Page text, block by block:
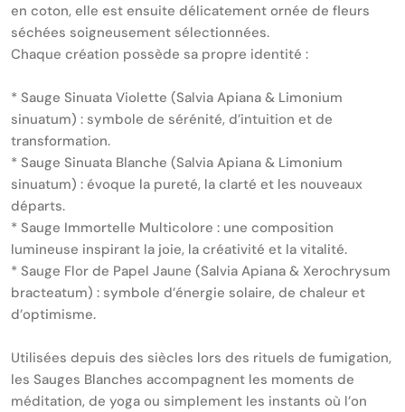
en coton, elle est ensuite délicatement ornée de fleurs
séchées soigneusement sélectionnées.
Chaque création possède sa propre identité :
* Sauge Sinuata Violette (Salvia Apiana & Limonium
sinuatum) : symbole de sérénité, d’intuition et de
transformation.
* Sauge Sinuata Blanche (Salvia Apiana & Limonium
sinuatum) : évoque la pureté, la clarté et les nouveaux
départs.
* Sauge Immortelle Multicolore : une composition
lumineuse inspirant la joie, la créativité et la vitalité.
* Sauge Flor de Papel Jaune (Salvia Apiana & Xerochrysum
bracteatum) : symbole d’énergie solaire, de chaleur et
d’optimisme.
Utilisées depuis des siècles lors des rituels de fumigation,
les Sauges Blanches accompagnent les moments de
méditation, de yoga ou simplement les instants où l’on